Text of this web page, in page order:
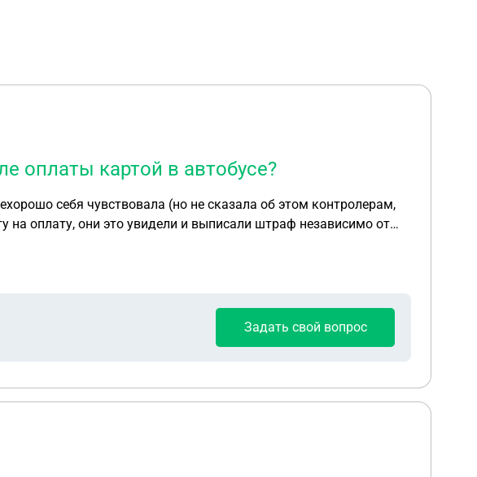
оплаты картой в автобусе?
себя чувствовала (но не сказала об этом контролерам,
на оплату, они это увидели и выписали штраф независимо от
Задать свой вопрос